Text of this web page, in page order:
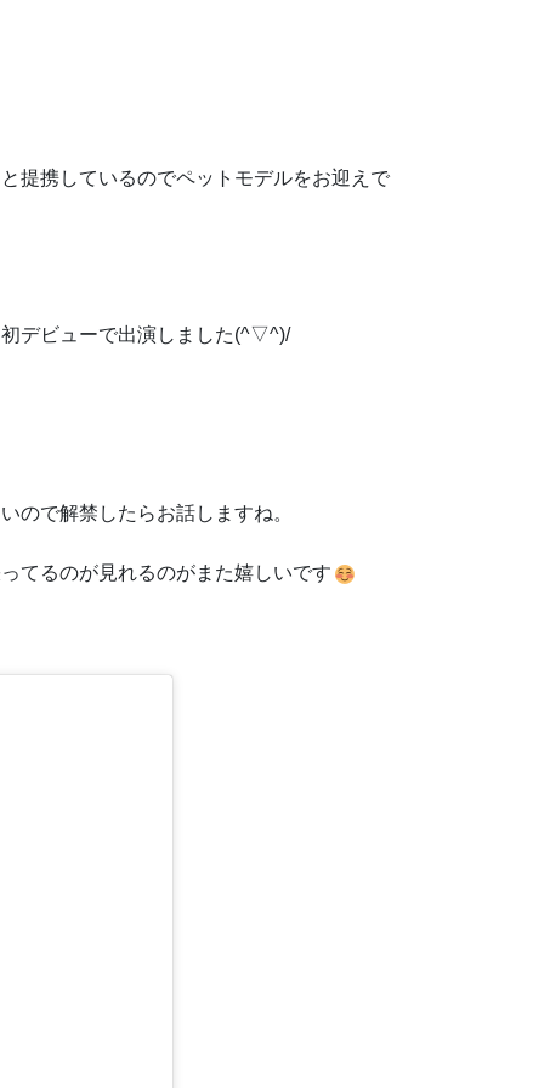
提携しているのでペットモデルをお迎えで
デビューで出演しました(^▽^)/
ので解禁したらお話しますね。
てるのが見れるのがまた嬉しいです